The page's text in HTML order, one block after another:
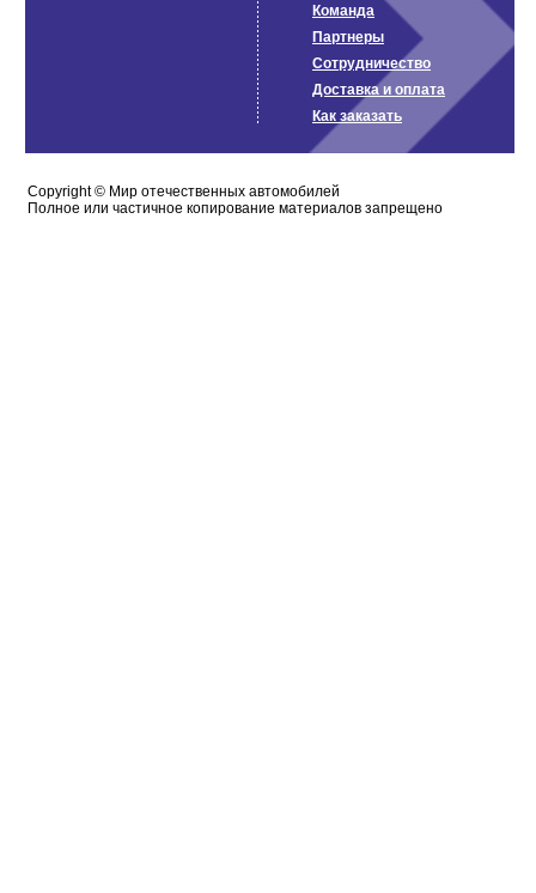
Команда
Партнеры
Сотрудничество
Доставка и оплата
Как заказать
Сopyright © Мир отечественных автомобилей
Полное или частичное копирование материалов запрещено